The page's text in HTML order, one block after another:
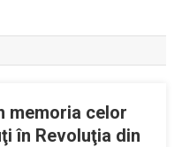
memoria celor
în Revoluţia din